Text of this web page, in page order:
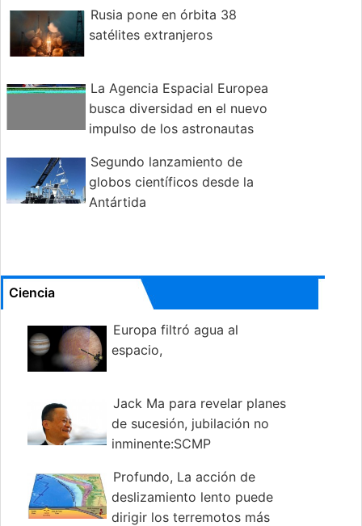
Rusia pone en órbita 38
satélites extranjeros
La Agencia Espacial Europea
busca diversidad en el nuevo
impulso de los astronautas
Segundo lanzamiento de
globos científicos desde la
Antártida
Ciencia
Europa filtró agua al
espacio,
Jack Ma para revelar planes
de sucesión, jubilación no
inminente:SCMP
Profundo, La acción de
deslizamiento lento puede
dirigir los terremotos más